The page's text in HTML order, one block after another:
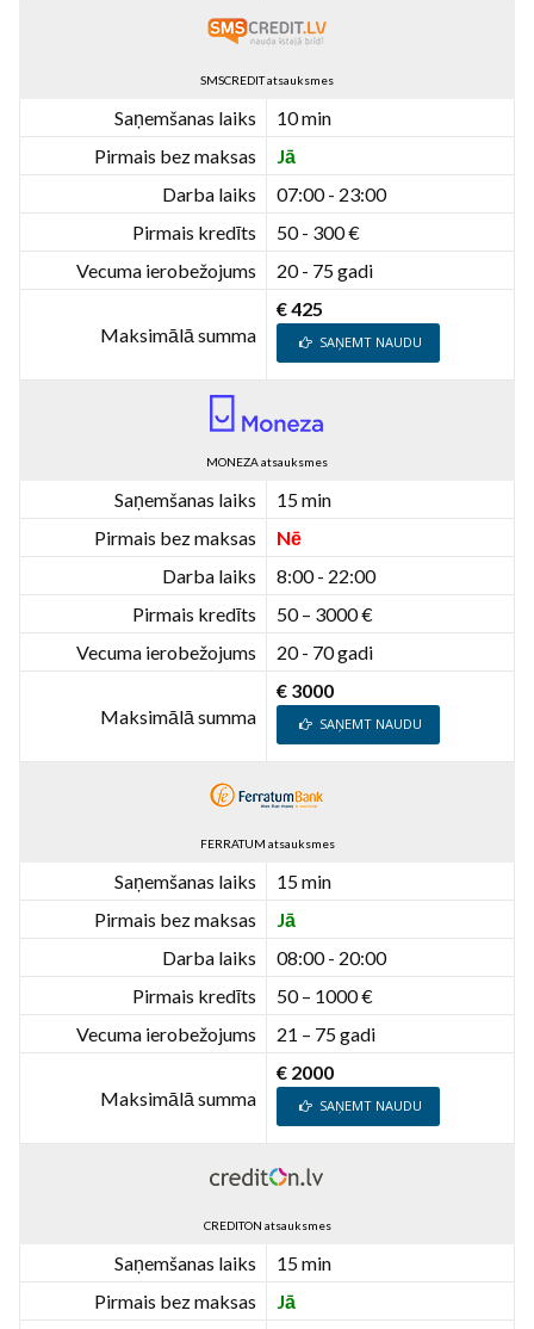
SMSCREDIT atsauksmes
Saņemšanas laiks
10 min
Pirmais bez maksas
Jā
Darba laiks
07:00 - 23:00
Pirmais kredīts
50 - 300 €
Vecuma ierobežojums
20 - 75 gadi
Maksimālā summa
€ 425
SAŅEMT NAUDU
MONEZA atsauksmes
Saņemšanas laiks
15 min
Pirmais bez maksas
Nē
Darba laiks
8:00 - 22:00
Pirmais kredīts
50 – 3000 €
Vecuma ierobežojums
20 - 70 gadi
Maksimālā summa
€ 3000
SAŅEMT NAUDU
FERRATUM atsauksmes
Saņemšanas laiks
15 min
Pirmais bez maksas
Jā
Darba laiks
08:00 - 20:00
Pirmais kredīts
50 – 1000 €
Vecuma ierobežojums
21 – 75 gadi
Maksimālā summa
€ 2000
SAŅEMT NAUDU
CREDITON atsauksmes
Saņemšanas laiks
15 min
Pirmais bez maksas
Jā